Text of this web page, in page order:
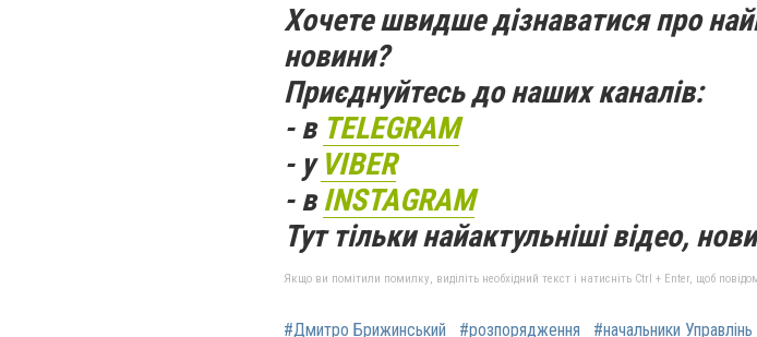
Хочете швидше дізнаватися про
новини?
Приєднуйтесь до наших каналів:
- в TELEGRAM
- у VIBER
- вINSTAGRAM
Тут тільки найактульніші відео,
Якщо ви помітили помилку, виділіть необхідний текст і натисніть Ctrl + Enter, щоб
#Дмитро Брижинський #розпорядження #начальники Управлінь